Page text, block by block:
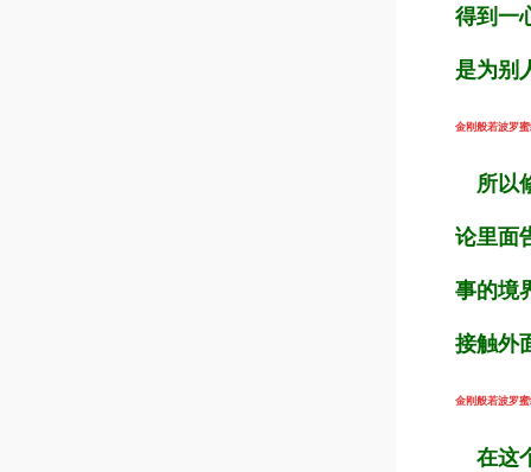
得到一
是为别
金刚般若波罗
所以
论里面
事的境
接触外
金刚般若波罗
在这